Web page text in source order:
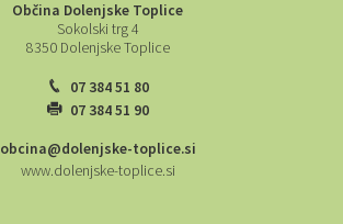
Občina Dolenjske Toplice
Sokolski trg 4
8350 Dolenjske Toplice
07 384 51 80
07 384 51 90
obcina@dolenjske-toplice.si
www.dolenjske-toplice.si